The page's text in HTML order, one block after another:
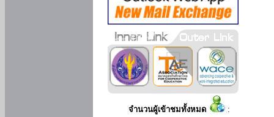
จำนวนผู้เข้าชมทั้งหมด :